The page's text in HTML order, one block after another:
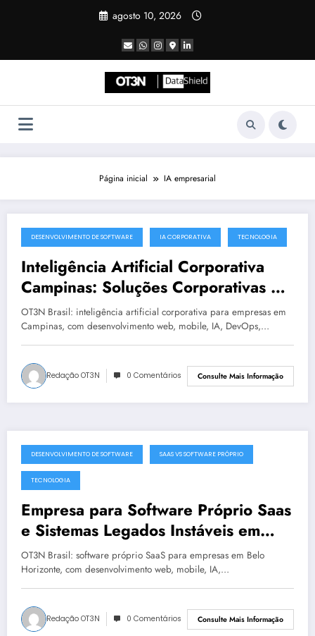
agosto 10, 2026
Página inicial IA empresarial
julho 19, 2025
DESENVOLVIMENTO DE SOFTWARE IA CORPORATIVA TECNOLOGIA
Inteligência Artificial Corporativa
Campinas: Soluções Corporativas da
OT3N Brasil – Guia 3083
OT3N Brasil: inteligência artificial corporativa para empresas em
Campinas, com desenvolvimento web, mobile, IA, DevOps,…
Redação OT3N 0 Comentários Consulte Mais Informação
julho 19, 2025
DESENVOLVIMENTO DE SOFTWARE SAAS VS SOFTWARE PRÓPRIO
TECNOLOGIA
Empresa para Software Próprio Saas
e Sistemas Legados Instáveis em
Belo Horizonte | OT3N Brasil – Guia
3449
OT3N Brasil: software próprio SaaS para empresas em Belo
Horizonte, com desenvolvimento web, mobile, IA,…
Redação OT3N 0 Comentários Consulte Mais Informação